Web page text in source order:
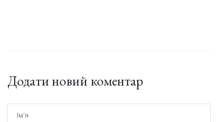
Додати новий коментар